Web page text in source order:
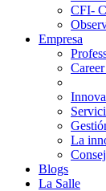
CFI-
Empresa
La
Blogs
La Salle